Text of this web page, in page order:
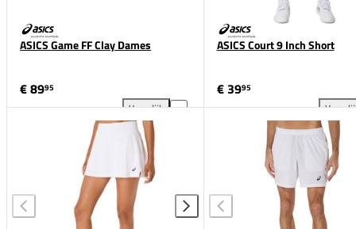
ASICS Game FF Clay Dames
€ 8995
Vergelijk
ASICS Game FF Clay Dames toevoegen aan
ASICS Court 9 Inch Short
€ 3995